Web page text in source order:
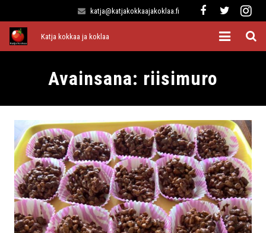
katja@katjakokkaajakoklaa.fi
Katja kokkaa ja koklaa
Pääruoat
Lisukkeet
Jälkiruoat
Kaikki reseptit
Avainsana: riisimuro